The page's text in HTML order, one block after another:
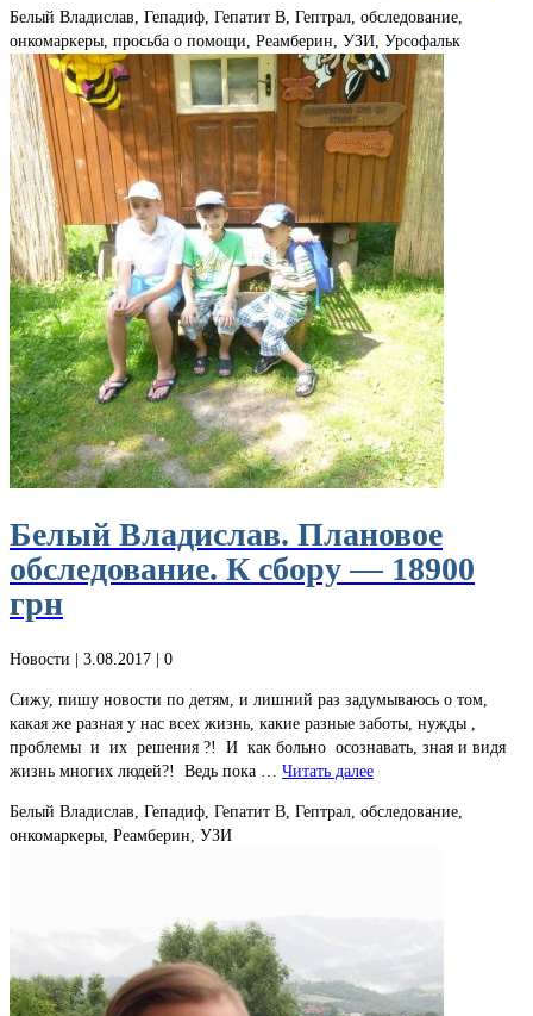
Белый Владислав, Гепадиф, Гепатит В, Гептрал, обследование,
онкомаркеры, просьба о помощи, Реамберин, УЗИ, Урсофальк
Белый Владислав. Плановое
обследование. К сбору — 18900
грн
Новости | 3.08.2017 | 0
Сижу, пишу новости по детям, и лишний раз задумываюсь о том,
какая же разная у нас всех жизнь, какие разные заботы, нужды ,
проблемы и их решения ?! И как больно осознавать, зная и видя
жизнь многих людей?! Ведь пока … Читать далее
Белый Владислав, Гепадиф, Гепатит В, Гептрал, обследование,
онкомаркеры, Реамберин, УЗИ